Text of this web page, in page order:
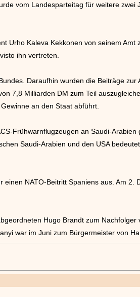
vom Landesparteitag für weitere zwei
Urho Kaleva Kekkonen von seinem Amt
ihn vertreten.
Daraufhin wurden die Beiträge zur
7,8 Milliarden DM zum Teil
an den Staat abführt.
Frühwarnflugzeugen an Saudi-
Saudi-Arabien und den USA
NATO-Beitritt Spaniens aus. Am 2.
Hugo Brandt zum Nachfolger
war im Juni zum Bürgermeister von